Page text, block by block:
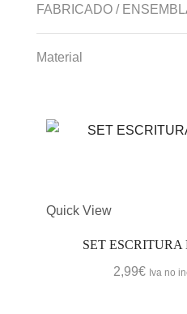
FABRICADO /
Material
Quick View
SET
2,99€ Iva no